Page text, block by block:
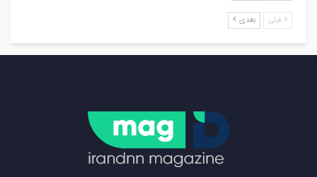
قبلی بعدی